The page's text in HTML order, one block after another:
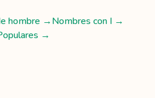
hombre →Nombres con I →
→